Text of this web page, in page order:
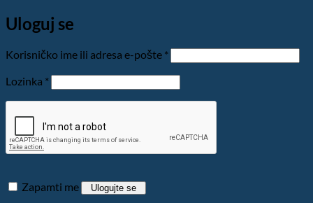
Uloguj se
Korisničko ime ili adresa e-pošte *Obavezno
Lozinka *Obavezno
Zapamti me Ulogujte se